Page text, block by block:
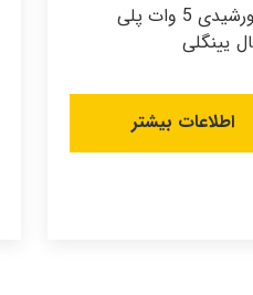
پنل خورشیدی 5 وات پلی
یینگلی
اطلاعات بیشتر